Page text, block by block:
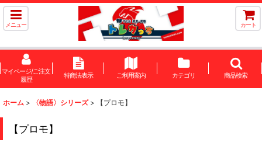
メニュー カート
マイページ/ご注文
履歴
特商法表示 ご利用案内 カテゴリ 商品検索
ホーム > 〈物語〉シリーズ > 【プロモ】
【プロモ】